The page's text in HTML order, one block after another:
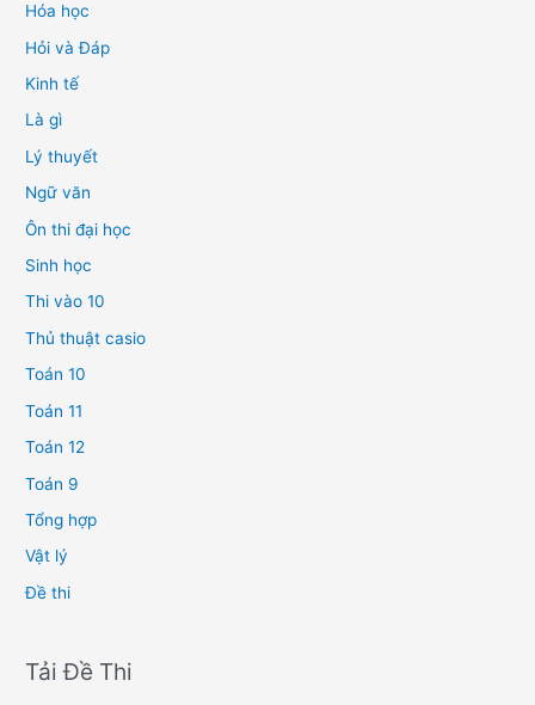
Hóa học
Hỏi và Đáp
Kinh tế
Là gì
Lý thuyết
Ngữ văn
Ôn thi đại học
Sinh học
Thi vào 10
Thủ thuật casio
Toán 10
Toán 11
Toán 12
Toán 9
Tổng hợp
Vật lý
Đề thi
Tải Đề Thi